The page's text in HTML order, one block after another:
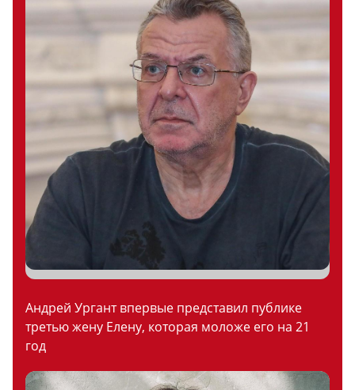
Андрей Ургант впервые представил публике
третью жену Елену, которая моложе его на 21
год